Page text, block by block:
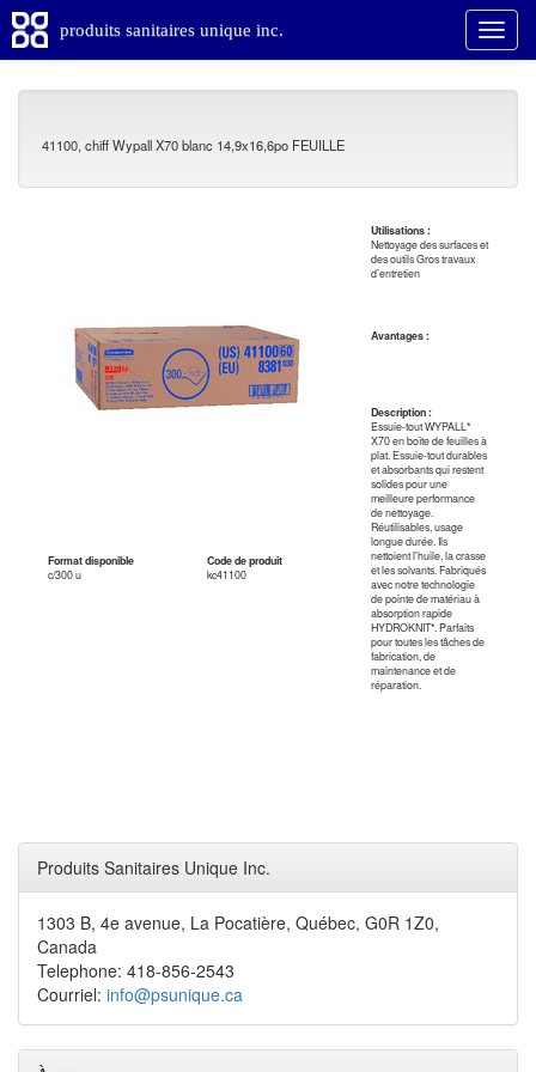
produits sanitaires unique inc.
41100, chiff Wypall X70 blanc 14,9x16,6po FEUILLE
Format disponible
Code de produit
c/300 u
kc41100
Utilisations :
Nettoyage des surfaces et
des outils Gros travaux
d’entretien
Avantages :
Description :
Essuie-tout WYPALL*
X70 en boîte de feuilles à
plat. Essuie-tout durables
et absorbants qui restent
solides pour une
meilleure performance
de nettoyage.
Réutilisables, usage
longue durée. Ils
nettoient l'huile, la crasse
et les solvants. Fabriqués
avec notre technologie
de pointe de matériau à
absorption rapide
HYDROKNIT*. Parfaits
pour toutes les tâches de
fabrication, de
maintenance et de
réparation.
Produits Sanitaires Unique Inc.
1303 B, 4e avenue, La Pocatière, Québec, G0R 1Z0,
Canada
Telephone: 418-856-2543
Courriel: info@psunique.ca